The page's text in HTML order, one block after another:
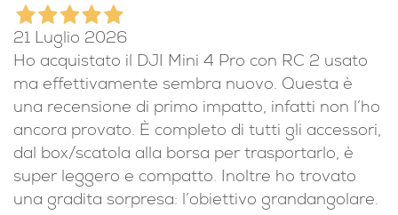
21 Luglio 2026
Ho acquistato il DJI Mini 4 Pro con RC 2 usato
ma effettivamente sembra nuovo. Questa è
una recensione di primo impatto, infatti non l’ho
ancora provato. È completo di tutti gli accessori,
dal box/scatola alla borsa per trasportarlo, è
super leggero e compatto. Inoltre ho trovato
una gradita sorpresa: l’obiettivo grandangolare.